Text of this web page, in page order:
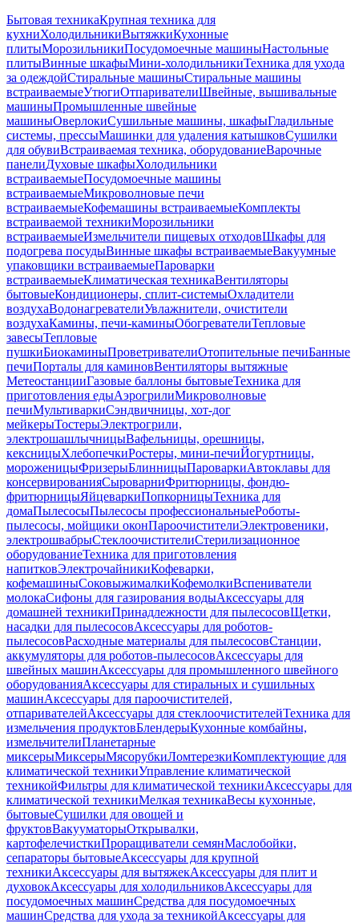
Бытовая техникаКрупная техника для
кухниХолодильникиВытяжкиКухонные
плитыМорозильникиПосудомоечные машиныНастольные
плитыВинные шкафыМини-холодильникиТехника для ухода
за одеждойСтиральные машиныСтиральные машины
встраиваемыеУтюгиОтпаривателиШвейные, вышивальные
машиныПромышленные швейные
машиныОверлокиСушильные машины, шкафыГладильные
системы, прессыМашинки для удаления катышковСушилки
для обувиВстраиваемая техника, оборудованиеВарочные
панелиДуховые шкафыХолодильники
встраиваемыеПосудомоечные машины
встраиваемыеМикроволновые печи
встраиваемыеКофемашины встраиваемыеКомплекты
встраиваемой техникиМорозильники
встраиваемыеИзмельчители пищевых отходовШкафы для
подогрева посудыВинные шкафы встраиваемыеВакуумные
упаковщики встраиваемыеПароварки
встраиваемыеКлиматическая техникаВентиляторы
бытовыеКондиционеры, сплит-системыОхладители
воздухаВодонагревателиУвлажнители, очистители
воздухаКамины, печи-каминыОбогревателиТепловые
завесыТепловые
пушкиБиокаминыПроветривателиОтопительные печиБанные
печиПорталы для каминовВентиляторы вытяжные
МетеостанцииГазовые баллоны бытовыеТехника для
приготовления едыАэрогрилиМикроволновые
печиМультиваркиСэндвичницы, хот-дог
мейкерыТостерыЭлектрогрили,
электрошашлычницыВафельницы, орешницы,
кексницыХлебопечкиРостеры, мини-печиЙогуртницы,
мороженицыФризерыБлинницыПароваркиАвтоклавы для
консервированияСыроварниФритюрницы, фондю-
фритюрницыЯйцеваркиПопкорницыТехника для
домаПылесосыПылесосы профессиональныеРоботы-
пылесосы, мойщики оконПароочистителиЭлектровеники,
электрошвабрыСтеклоочистителиСтерилизационное
оборудованиеТехника для приготовления
напитковЭлектрочайникиКофеварки,
кофемашиныСоковыжималкиКофемолкиВспениватели
молокаСифоны для газирования водыАксессуары для
домашней техникиПринадлежности для пылесосовЩетки,
насадки для пылесосовАксессуары для роботов-
пылесосовРасходные материалы для пылесосовСтанции,
аккумуляторы для роботов-пылесосовАксессуары для
швейных машинАксессуары для промышленного швейного
оборудованияАксессуары для стиральных и сушильных
машинАксессуары для пароочистителей,
отпаривателейАксессуары для стеклоочистителейТехника для
измельчения продуктовБлендерыКухонные комбайны,
измельчителиПланетарные
миксерыМиксерыМясорубкиЛомтерезкиКомплектующие для
климатической техникиУправление климатической
техникойФильтры для климатической техникиАксессуары для
климатической техникиМелкая техникаВесы кухонные,
бытовыеСушилки для овощей и
фруктовВакууматорыОткрывалки,
картофелечисткиПроращиватели семянМаслобойки,
сепараторы бытовыеАксессуары для крупной
техникиАксессуары для вытяжекАксессуары для плит и
духовокАксессуары для холодильниковАксессуары для
посудомоечных машинСредства для посудомоечных
машинСредства для ухода за техникойАксессуары для